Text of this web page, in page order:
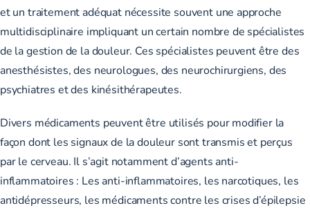
et un traitement adéquat nécessite souvent une approche
multidisciplinaire impliquant un certain nombre de spécialistes
de la gestion de la douleur. Ces spécialistes peuvent être des
anesthésistes, des neurologues, des neurochirurgiens, des
psychiatres et des kinésithérapeutes.
Divers médicaments peuvent être utilisés pour modifier la
façon dont les signaux de la douleur sont transmis et perçus
par le cerveau. Il s’agit notamment d’agents anti-
inflammatoires : Les anti-inflammatoires, les narcotiques, les
antidépresseurs, les médicaments contre les crises d’épilepsie